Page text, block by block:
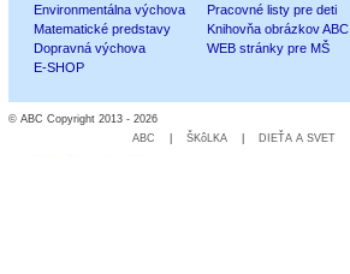
Environmentálna výchova
Matematické predstavy
Dopravná výchova
E-SHOP
Pracovné listy pre deti
Knihovňa obrázkov ABC
WEB stránky pre MŠ
© ABC Copyright 2013 - 2026
ABC
ŠKôLKA DIEŤA A SVET